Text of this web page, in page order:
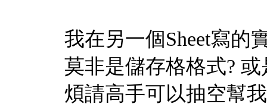
我在另一個Sheet寫的
莫非是儲存格格式?
煩請高手可以抽空幫